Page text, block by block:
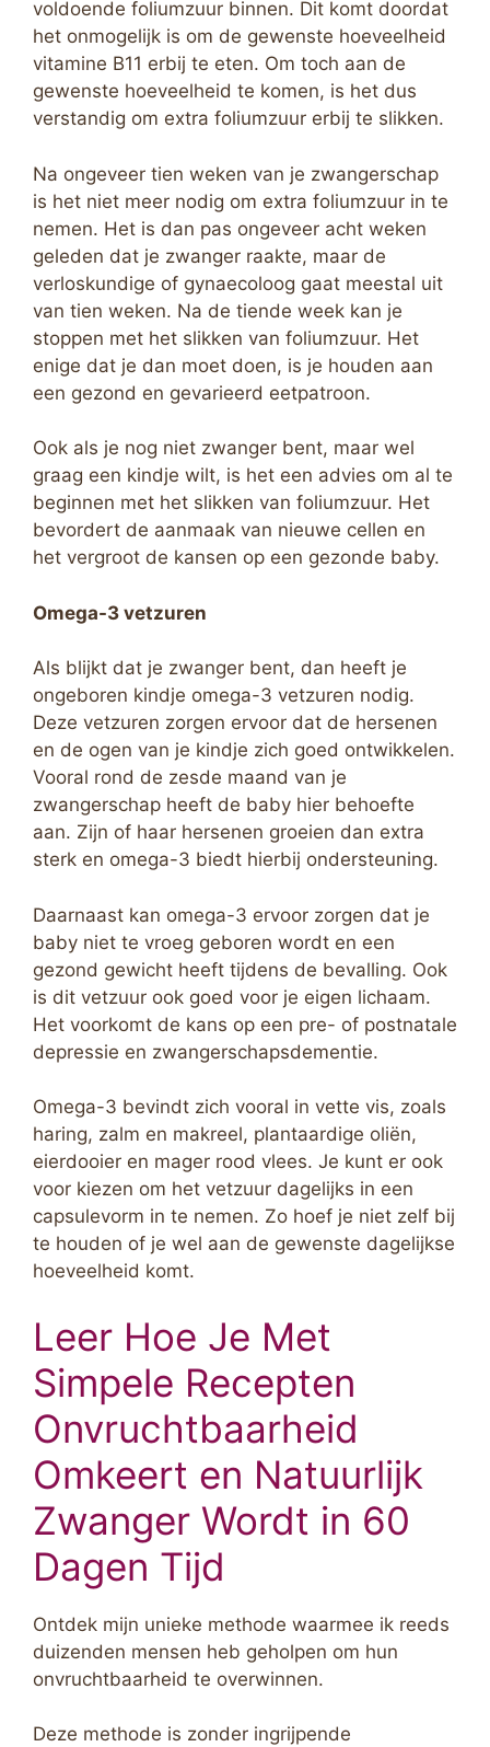
voldoende foliumzuur binnen. Dit komt doordat
het onmogelijk is om de gewenste hoeveelheid
vitamine B11 erbij te eten. Om toch aan de
gewenste hoeveelheid te komen, is het dus
verstandig om extra foliumzuur erbij te slikken.
Na ongeveer tien weken van je zwangerschap
is het niet meer nodig om extra foliumzuur in te
nemen. Het is dan pas ongeveer acht weken
geleden dat je zwanger raakte, maar de
verloskundige of gynaecoloog gaat meestal uit
van tien weken. Na de tiende week kan je
stoppen met het slikken van foliumzuur. Het
enige dat je dan moet doen, is je houden aan
een gezond en gevarieerd eetpatroon.
Ook als je nog niet zwanger bent, maar wel
graag een kindje wilt, is het een advies om al te
beginnen met het slikken van foliumzuur. Het
bevordert de aanmaak van nieuwe cellen en
het vergroot de kansen op een gezonde baby.
Omega-3 vetzuren
Als blijkt dat je zwanger bent, dan heeft je
ongeboren kindje omega-3 vetzuren nodig.
Deze vetzuren zorgen ervoor dat de hersenen
en de ogen van je kindje zich goed ontwikkelen.
Vooral rond de zesde maand van je
zwangerschap heeft de baby hier behoefte
aan. Zijn of haar hersenen groeien dan extra
sterk en omega-3 biedt hierbij ondersteuning.
Daarnaast kan omega-3 ervoor zorgen dat je
baby niet te vroeg geboren wordt en een
gezond gewicht heeft tijdens de bevalling. Ook
is dit vetzuur ook goed voor je eigen lichaam.
Het voorkomt de kans op een pre- of postnatale
depressie en zwangerschapsdementie.
Omega-3 bevindt zich vooral in vette vis, zoals
haring, zalm en makreel, plantaardige oliën,
eierdooier en mager rood vlees. Je kunt er ook
voor kiezen om het vetzuur dagelijks in een
capsulevorm in te nemen. Zo hoef je niet zelf bij
te houden of je wel aan de gewenste dagelijkse
hoeveelheid komt.
Leer Hoe Je Met
Simpele Recepten
Onvruchtbaarheid
Omkeert en Natuurlijk
Zwanger Wordt in 60
Dagen Tijd
Ontdek mijn unieke methode waarmee ik reeds
duizenden mensen heb geholpen om hun
onvruchtbaarheid te overwinnen.
Deze methode is zonder ingrijpende